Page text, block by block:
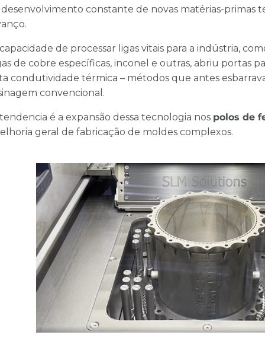
desenvolvimento constante de novas matérias-primas
de processar ligas vitais para a indústria,
de cobre específicas, inconel e outras, abriu portas
condutividade térmica – métodos que antes
convencional.
é a expansão dessa tecnologia nos polos de
geral de fabricação de moldes complexos.